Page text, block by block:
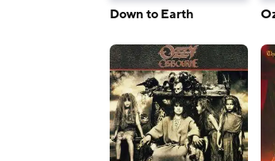
Down to Earth